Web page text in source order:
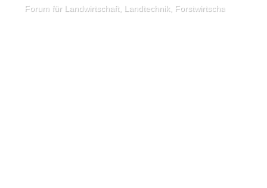
Forum für Landwirtschaft, Landtechnik, Forstwirtschaft